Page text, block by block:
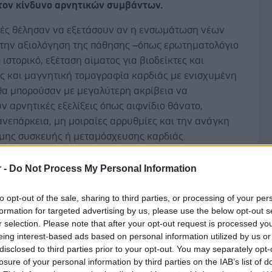
- Do Not Process My Personal Information
opt-out of the sale, sharing to third parties, or processing of your
for targeted advertising by us, please use the below opt-out
selection. Please note that after your opt-out request is processed
interest-based ads based on personal information utilized by us
to third parties prior to your opt-out. You may separately
of your personal information by third parties on the IAB’s list of
κίνδυνο αρνητικών συμβάντων.
θέλησαν να εξετάσουν αν η ενσωμάτωση νέων
αξιολόγηση της πάθησης –όπως ερωτηματολόγιο
ιστορικό, εξέταση αίματος για βιοδείκτες και
και μαγνητική τομογραφία καρδιάς με ενισχυμένη
μπορούσαν με μεγαλύτερη ακρίβεια να
αρνητικές εξελίξεις όπως αιφνίδιο θάνατο,
μη μοιραίες αρρυθμίες και την ανάγκη
συσκευής ή μεταμόσχευσης καρδιάς.
συμμετείχαν 2.700 ασθενείς με την πάθηση στη
και την Ευρώπη, σε 44 τοποθεσίες που είχαν
στην πάθηση και στην απεικόνιση της καρδιάς.
συνέλεξαν το ιατρικό ιστορικό, εξετάσεις αίματος